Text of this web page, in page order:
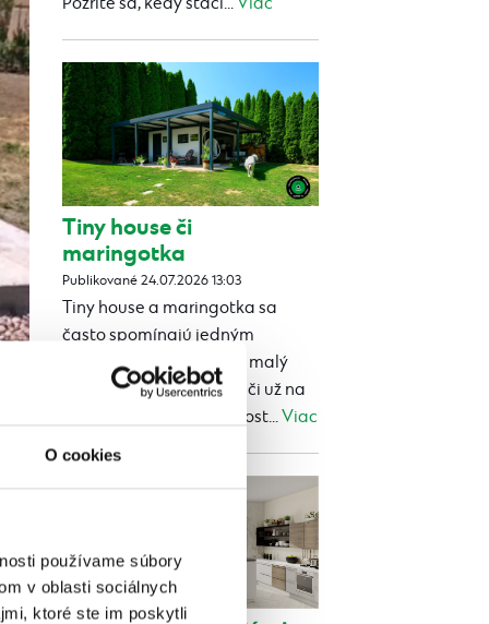
O cookies
používame súbory
v oblasti sociálnych
ktoré ste im poskytli
Tiny house či
maringotka
Publikované 24.07.2026 13:03
Tiny house a maringotka sa
často spomínajú jedným
dychom. Oba ponúkajú malý
vlastný priestor navyše, či už na
rekreáciu, ubytovanie host...Viac